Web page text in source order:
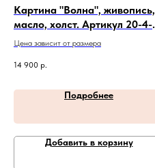
Картина "Волна", живопись,
масло, холст. Артикул 20-4-
267
Цена зависит от размера
14 900 р.
Подробнее
Добавить в корзину